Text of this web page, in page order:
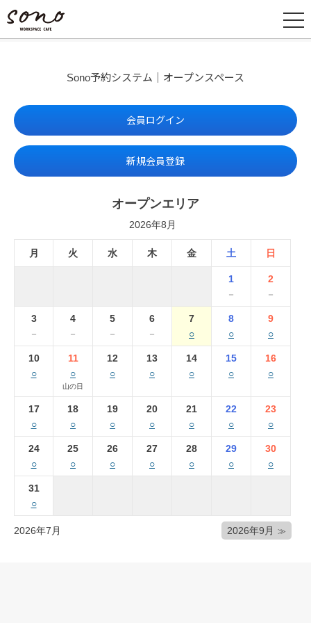
Sono予約システム｜オープンスペース
会員ログイン
新規会員登録
オープンエリア
2026年8月
月 火 水 木 金 土 日
1
－
2
－
3
－
4
－
5
－
6
－
7
○
8
○
9
○
10
○
11
○
山の日
12
○
13
○
14
○
15
○
16
○
17
○
18
○
19
○
20
○
21
○
22
○
23
○
24
○
25
○
26
○
27
○
28
○
29
○
30
○
31
○
2026年7月 2026年9月